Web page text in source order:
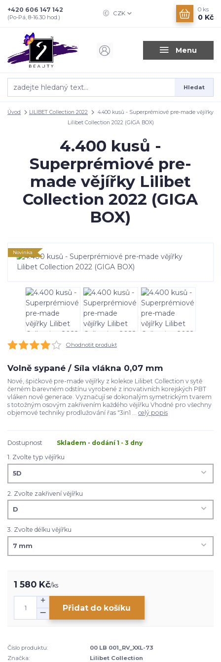
Menu
CZK
Hledat
+420 606 147 142
(Po-Pá, 8-16.30 hod.)
0 ks
0 Kč
Úvod LILIBET Collection 2022
4.400 kusů - Superprémiové pre-made vějířky
Lilibet Collection 2022 (GIGA BOX)
4.400 kusů -
Superprémiové pre-
made vějířky Lilibet
Collection 2022 (GIGA
BOX)
Novinka
Ohodnotit produkt
Volně sypané / Síla vlákna 0,07 mm
Nové, špičkově pre-made vějířky z kolekce Lilibet Collection v sytě
černém barevném odstínu vyrobené z inovativních korejských PBT
vláken nové generace. Vyznačují se dokonalým symetrickým tvarem
s totožným osovým zakřivením každého vějířku Vhodné pro všechny
objemové techniky prodlužování řas "3in1 ... celý popis
Dostupnost
Skladem - dodání 1 - 3 dny
1. Zvolte typ vějířku
2. Zvolte zakřivení vějířku
3. Zvolte délku vějířku
1 580 Kč/ks
Přidat do košíku
Číslo produktu:
00 LB 001_RV_XXL-73
Značka:
Lilibet Collection